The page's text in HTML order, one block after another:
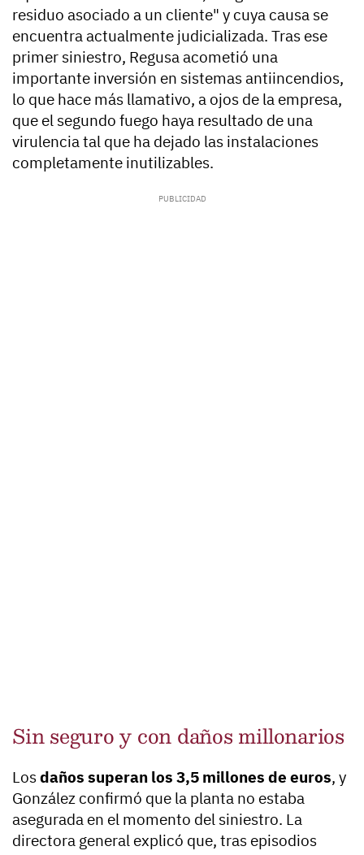
residuo asociado a un cliente" y cuya causa se
encuentra actualmente judicializada. Tras ese
primer siniestro, Regusa acometió una
importante inversión en sistemas antiincendios,
lo que hace más llamativo, a ojos de la empresa,
que el segundo fuego haya resultado de una
virulencia tal que ha dejado las instalaciones
completamente inutilizables.
Sin seguro y con daños millonarios
Losdaños superan los 3,5 millones de euros, y
González confirmó que la planta no estaba
asegurada en el momento del siniestro. La
directora general explicó que, tras episodios